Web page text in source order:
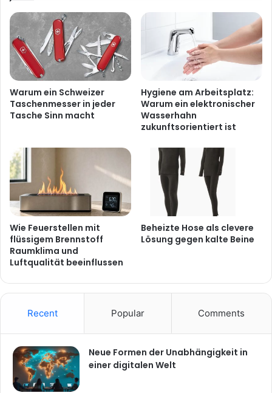
Warum ein Schweizer
Taschenmesser in jeder
Tasche Sinn macht
Hygiene am Arbeitsplatz:
Warum ein elektronischer
Wasserhahn
zukunftsorientiert ist
Wie Feuerstellen mit
flüssigem Brennstoff
Raumklima und
Luftqualität beeinflussen
Beheizte Hose als clevere
Lösung gegen kalte Beine
Recent Popular Comments
Neue Formen der Unabhängigkeit in
einer digitalen Welt